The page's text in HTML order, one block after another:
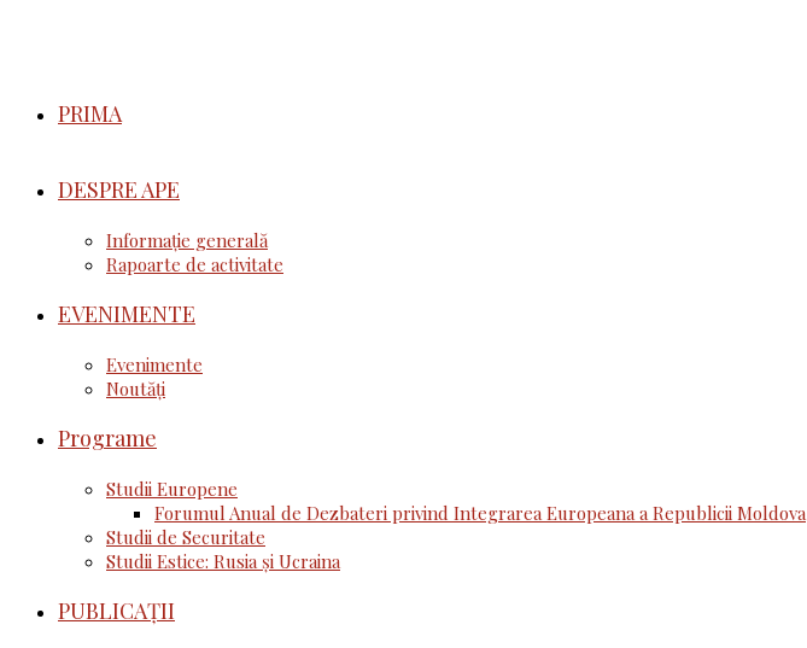
PRIMA
DESPRE APE
Informație generală
Rapoarte de activitate
EVENIMENTE
Evenimente
Noutăţi
Programe
Studii Europene
Forumul Anual de Dezbateri privind Integrarea Europeana a Republicii Moldova
Studii de Securitate
Studii Estice: Rusia și Ucraina
PUBLICAȚII